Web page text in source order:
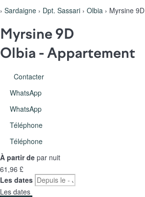
› Sardaigne › Dpt. Sassari › Olbia › Myrsine 9D
Myrsine 9D
Olbia - Appartement
Contacter
WhatsApp
WhatsApp
Téléphone
Téléphone
À partir de par nuit
61,96 £
Les dates
Les dates